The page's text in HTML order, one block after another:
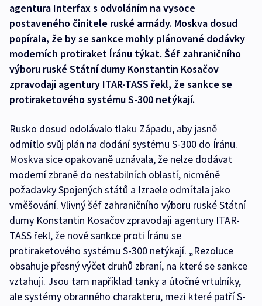
agentura Interfax s odvoláním na vysoce
postaveného činitele ruské armády. Moskva dosud
popírala, že by se sankce mohly plánované dodávky
moderních protiraket Íránu týkat. Šéf zahraničního
výboru ruské Státní dumy Konstantin Kosačov
zpravodaji agentury ITAR-TASS řekl, že sankce se
protiraketového systému S-300 netýkají.
Rusko dosud odolávalo tlaku Západu, aby jasně
odmítlo svůj plán na dodání systému S-300 do Íránu.
Moskva sice opakovaně uznávala, že nelze dodávat
moderní zbraně do nestabilních oblastí, nicméně
požadavky Spojených států a Izraele odmítala jako
vměšování. Vlivný šéf zahraničního výboru ruské Státní
dumy Konstantin Kosačov zpravodaji agentury ITAR-
TASS řekl, že nové sankce proti Íránu se
protiraketového systému S-300 netýkají. „Rezoluce
obsahuje přesný výčet druhů zbraní, na které se sankce
vztahují. Jsou tam například tanky a útočné vrtulníky,
ale systémy obranného charakteru, mezi které patří S-